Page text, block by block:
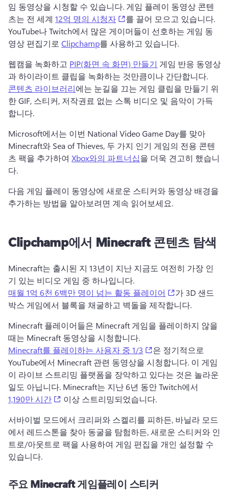
임 동영상을 시청할 수 있습니다. 게임 플레이 동영상 콘텐
츠는 전 세계 12억 명의 시청자 (opens in a new tab)
를 끌어 모으고 있습니다.
YouTube나 Twitch에서 많은 게이머들이 선호하는 게임 동
영상 편집기로 Clipchamp를 사용하고 있습니다.
웹캠을 녹화하고 PIP(화면 속 화면) 만들기 게임 반응 동영상
과 하이라이트 클립을 녹화하는 것만큼이나 간단합니다.
콘텐츠 라이브러리에는 눈길을 끄는 게임 클립을 만들기 위
한 GIF, 스티커, 저작권료 없는 스톡 비디오 및 음악이 가득
합니다.
Microsoft에서는 이번 National Video Game Day를 맞아
Minecraft와 Sea of Thieves, 두 가지 인기 게임의 전용 콘텐
츠 팩을 추가하여 Xbox와의 파트너십을 더욱 견고히 했습니
다.
다음 게임 플레이 동영상에 새로운 스티커와 동영상 배경을
추가하는 방법을 알아보려면 계속 읽어보세요.
Clipchamp에서 Minecraft 콘텐츠 탐색
Minecraft는 출시된 지 13년이 지난 지금도 여전히 가장 인
기 있는 비디오 게임 중 하나입니다.
매월 1억 6천 6백만 명이 넘는 활동 플레이어
(opens in a
가 3D 샌드
박스 게임에서 블록을 채굴하고 벽돌을 제작합니다.
Minecraft 플레이어들은 Minecraft 게임을 플레이하지 않을
때는 Minecraft 동영상을 시청합니다.
Minecraft를 플레이하는 사용자 중 1/3
(opens in a new tab)
은 정기적으로
YouTube에서 Minecraft 관련 동영상을 시청합니다. 이 게임
이 라이브 스트리밍 플랫폼을 장악하고 있다는 것은 놀라운
일도 아닙니다. Minecraft는 지난 6년 동안 Twitch에서
1,190만 시간
(opens in a new tab)
이상 스트리밍되었습니다.
서바이벌 모드에서 크리퍼와 스켈리를 피하든, 바닐라 모드
에서 레드스톤을 찾아 동굴을 탐험하든, 새로운 스티커와 인
트로/아웃트로 팩을 사용하여 게임 편집을 개인 설정할 수
있습니다.
주요 Minecraft 게임플레이 스티커